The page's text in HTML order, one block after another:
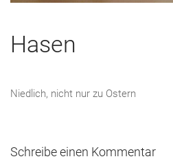
Hasen
Niedlich, nicht nur zu Ostern
Schreibe einen Kommentar